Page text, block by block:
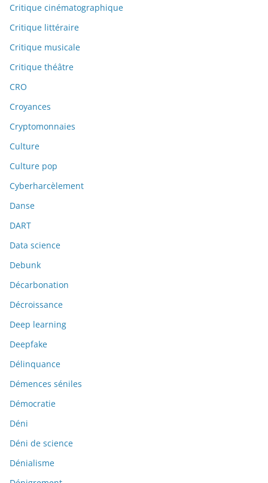
Critique cinématographique
Critique littéraire
Critique musicale
Critique théâtre
CRO
Croyances
Cryptomonnaies
Culture
Culture pop
Cyberharcèlement
Danse
DART
Data science
Debunk
Décarbonation
Décroissance
Deep learning
Deepfake
Délinquance
Démences séniles
Démocratie
Déni
Déni de science
Dénialisme